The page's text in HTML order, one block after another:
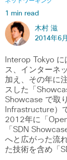
1 min read
木村 滋
2014年6
Interop Tokyo
ス、インターネ
加え、その年に
スした「
Showcase で取
Infrastructure）
2012年に「
「SDN
へと広がった流
た技術を含め「